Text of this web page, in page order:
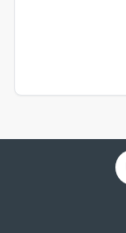
Politique de confidentialité